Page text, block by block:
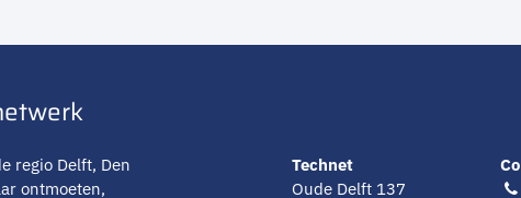
regio Delft, Den
ontmoeten,
Technet
Oude Delft 137